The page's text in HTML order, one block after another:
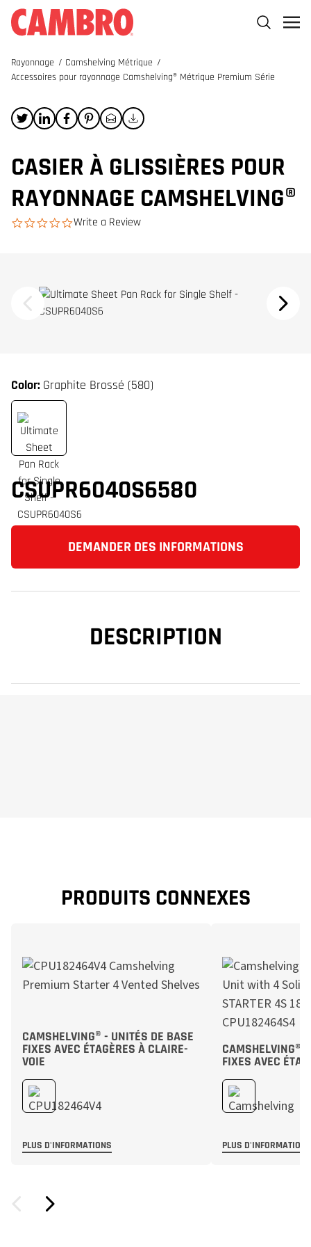
Rayonnage / Camshelving Métrique /
Accessoires pour rayonnage Camshelving® Métrique Premium Série
CASIER À GLISSIÈRES POUR
RAYONNAGE CAMSHELVING®
0.0 star rating
Write a Review
Color: Graphite Brossé (580)
CSUPR6040S6580
DEMANDER DES INFORMATIONS
DESCRIPTION
PRODUITS CONNEXES
CAMSHELVING® - UNITÉS DE BASE
FIXES AVEC ÉTAGÈRES À CLAIRE-
VOIE
PLUS D'INFORMATIONS
CAMSHELVING®
FIXES AVEC
PLUS D'INFORMATIONS